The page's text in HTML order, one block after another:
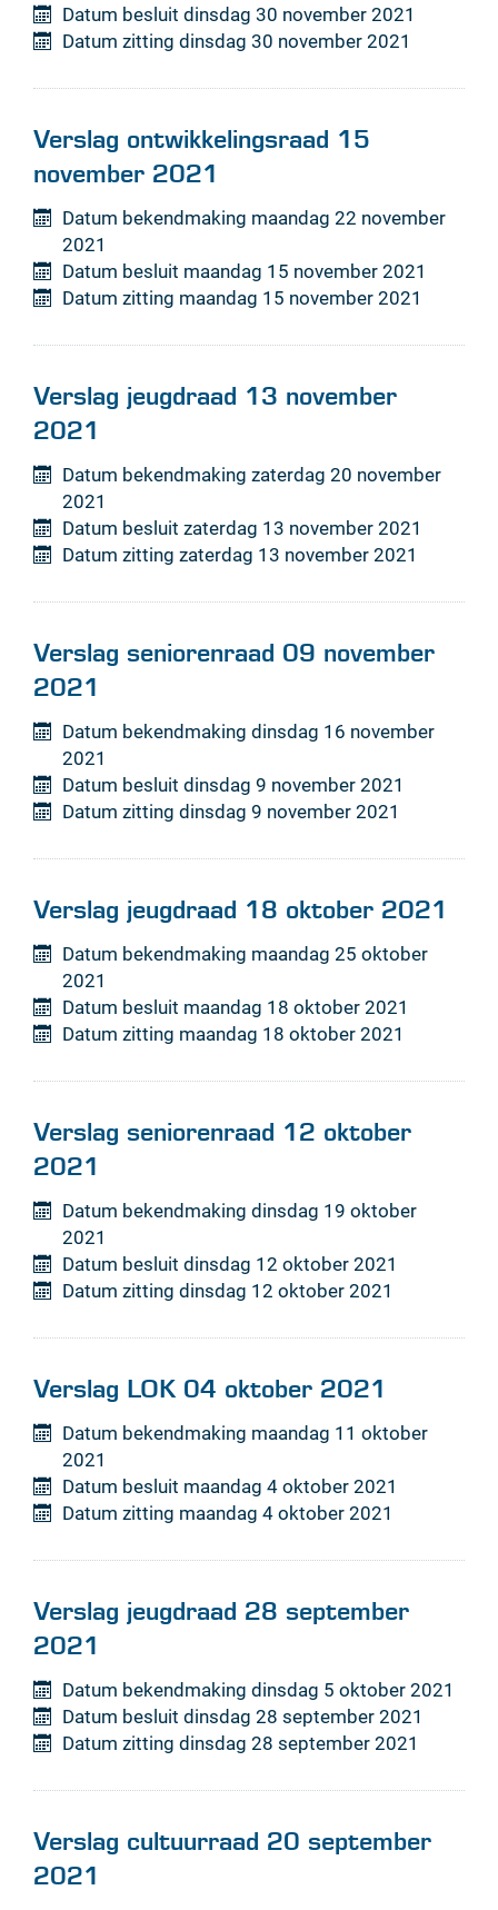
Datum besluit dinsdag 30 november 2021
Datum zitting dinsdag 30 november 2021
Verslag ontwikkelingsraad 15
november 2021
Datum bekendmaking maandag 22 november
2021
Datum besluit maandag 15 november 2021
Datum zitting maandag 15 november 2021
Verslag jeugdraad 13 november
2021
Datum bekendmaking zaterdag 20 november
2021
Datum besluit zaterdag 13 november 2021
Datum zitting zaterdag 13 november 2021
Verslag seniorenraad 09 november
2021
Datum bekendmaking dinsdag 16 november
2021
Datum besluit dinsdag 9 november 2021
Datum zitting dinsdag 9 november 2021
Verslag jeugdraad 18 oktober 2021
Datum bekendmaking maandag 25 oktober
2021
Datum besluit maandag 18 oktober 2021
Datum zitting maandag 18 oktober 2021
Verslag seniorenraad 12 oktober
2021
Datum bekendmaking dinsdag 19 oktober
2021
Datum besluit dinsdag 12 oktober 2021
Datum zitting dinsdag 12 oktober 2021
Verslag LOK 04 oktober 2021
Datum bekendmaking maandag 11 oktober
2021
Datum besluit maandag 4 oktober 2021
Datum zitting maandag 4 oktober 2021
Verslag jeugdraad 28 september
2021
Datum bekendmaking dinsdag 5 oktober 2021
Datum besluit dinsdag 28 september 2021
Datum zitting dinsdag 28 september 2021
Verslag cultuurraad 20 september
2021